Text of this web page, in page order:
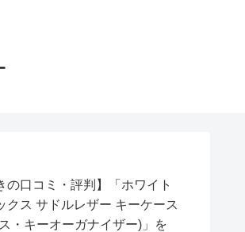
の口コミ・評判】「ホワイト
クス サドルレザー キーケース
・キーオーガナイザー)」を